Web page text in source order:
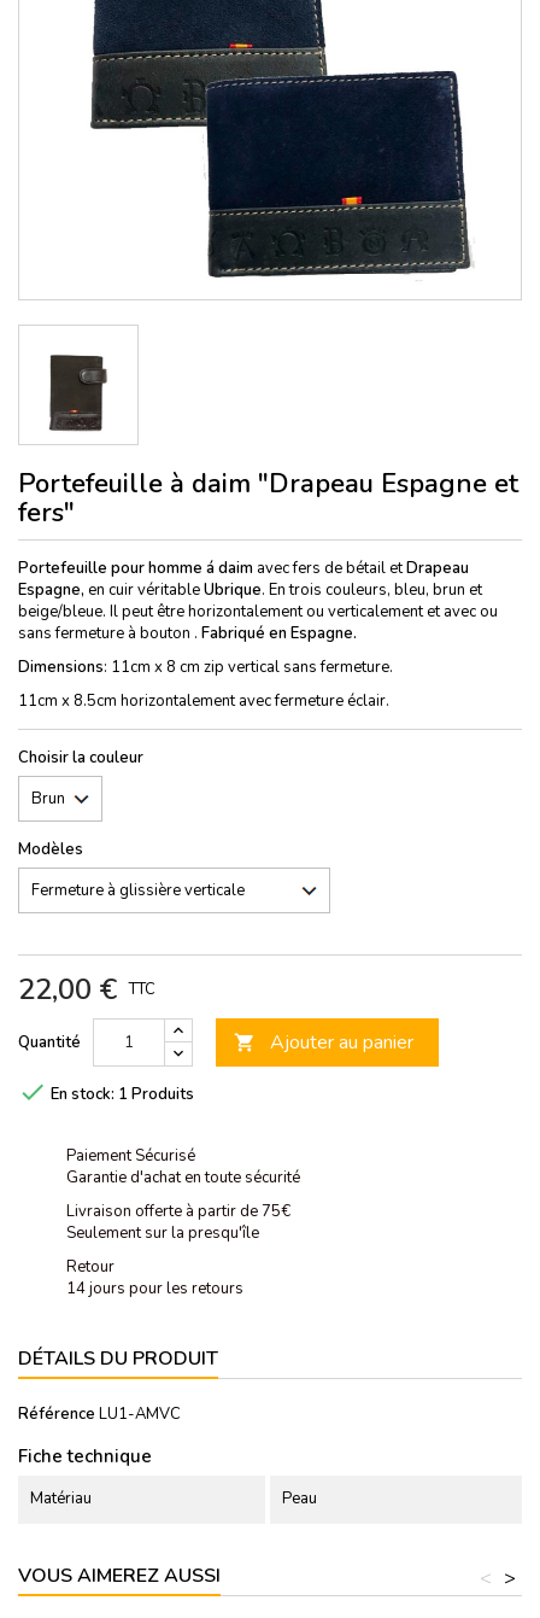
Portefeuille à daim "Drapeau Espagne et
fers"
Portefeuille pour homme á daim avec fers de bétail etDrapeau
Espagne, en cuir véritableUbrique. En trois couleurs, bleu, brun et
beige/bleue. Il peut être horizontalement ou verticalement et avec ou
sans fermeture à bouton . Fabriqué en Espagne.
Dimensions: 11cm x 8 cm zip vertical sans fermeture.
11cm x 8.5cm horizontalement avec fermeture éclair.
Choisir la couleur
Modèles
22,00 € TTC
Quantité  Ajouter au panier
 En stock: 1 Produits
Paiement Sécurisé
Garantie d'achat en toute sécurité
Livraison offerte à partir de 75€
Seulement sur la presqu'île
Retour
14 jours pour les retours
DÉTAILS DU PRODUIT
Référence LU1-AMVC
Fiche technique
Matériau Peau
VOUS AIMEREZ AUSSI >
<